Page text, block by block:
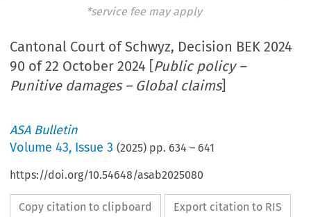
*service fee may apply
Cantonal Court of Schwyz, Decision BEK 2024
90 of 22 October 2024 [Public policy –
Punitive damages – Global claims]
ASA Bulletin
Volume43, Issue 3 (2025) pp. 634 – 641
https://doi.org/10.54648/asab2025080
Copy citation to clipboard Export citation to RIS